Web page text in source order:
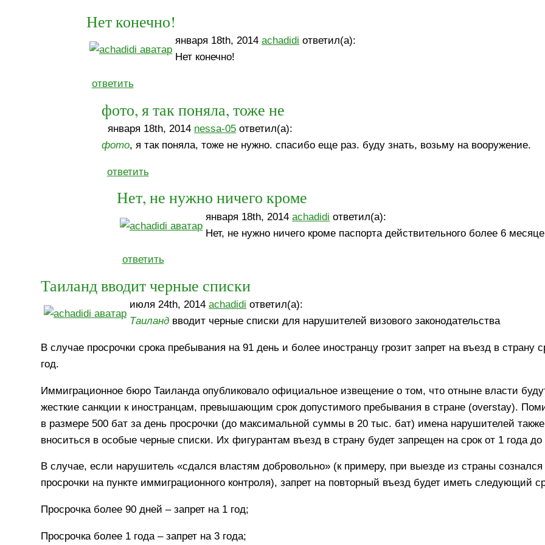
Нет конечно!
января 18th, 2014achadidi ответил(а):
Нет конечно!
ответить
фото, я так поняла, тоже не
января 18th, 2014 nessa-05 ответил(а):
фото, я так поняла, тоже не нужно. спасибо еще раз. буду знать, возьму на вооружение.
ответить
Нет, не нужно ничего кроме
января 18th, 2014achadidi ответил(а):
Нет, не нужно ничего кроме паспорта действительного более 6
ответить
Таиланд вводит черные списки
июля 24th, 2014achadidi ответил(а):
Таиланд вводит черные списки для нарушителей визового законодательства
В случае просрочки срока пребывания на 91 день и более иностранцу грозит запрет на въезд в страну
год.
Иммиграционное бюро Таиланда опубликовало официальное извещение о том, что отныне власти
жесткие санкции к иностранцам, превышающим срок допустимого пребывания в стране (overstay).
в размере 500 бат за день просрочки (до максимальной суммы в 20 тыс. бат) имена нарушителей
вноситься в особые черные списки. Их фигурантам въезд в страну будет запрещен на срок от 1 года до
В случае, если нарушитель «сдался властям добровольно» (к примеру, при выезде из страны
просрочки на пункте иммиграционного контроля), запрет на повторный въезд будет иметь следующий
Просрочка более 90 дней – запрет на 1 год;
Просрочка более 1 года – запрет на 3 года;